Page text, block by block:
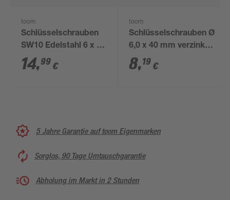
toom
Schlüsselschrauben
SW10 Edelstahl 6 x 50
mm 25 Stück
14,99 €
toom
Schlüsselschrauben Ø
6,0 x 40 mm verzinkt
DIN 571 50 Stück
8,19 €
5 Jahre Garantie auf toom Eigenmarken
Sorglos, 90 Tage Umtauschgarantie
Abholung im Markt in 2 Stunden